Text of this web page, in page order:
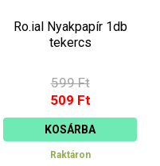
Ro.ial Nyakpapír 1db
tekercs
599 Ft
509 Ft
KOSÁRBA
Raktáron